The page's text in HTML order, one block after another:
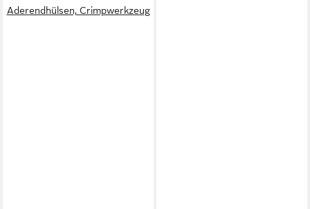
Aderendhülsen, Crimpwerkzeug